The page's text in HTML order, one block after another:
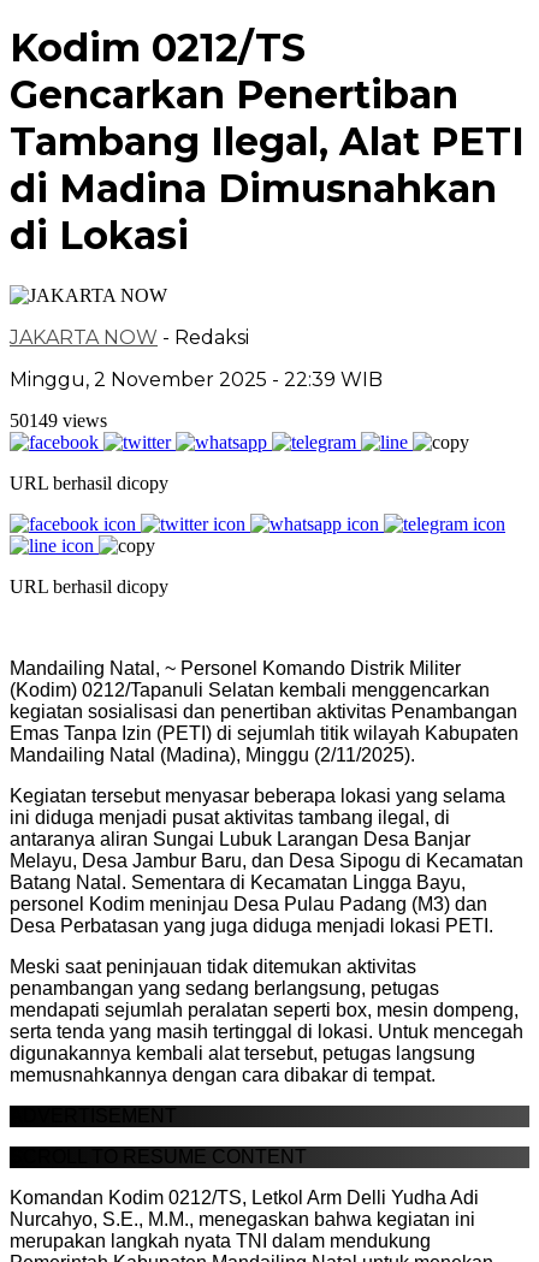
Kodim 0212/TS
Gencarkan Penertiban
Tambang Ilegal, Alat PETI
di Madina Dimusnahkan
di Lokasi
JAKARTA NOW - Redaksi
Minggu, 2 November 2025 - 22:39 WIB
50149 views
URL berhasil dicopy
URL berhasil dicopy
Mandailing Natal, ~ Personel Komando Distrik Militer
(Kodim) 0212/Tapanuli Selatan kembali menggencarkan
kegiatan sosialisasi dan penertiban aktivitas Penambangan
Emas Tanpa Izin (PETI) di sejumlah titik wilayah Kabupaten
Mandailing Natal (Madina), Minggu (2/11/2025).
Kegiatan tersebut menyasar beberapa lokasi yang selama
ini diduga menjadi pusat aktivitas tambang ilegal, di
antaranya aliran Sungai Lubuk Larangan Desa Banjar
Melayu, Desa Jambur Baru, dan Desa Sipogu di Kecamatan
Batang Natal. Sementara di Kecamatan Lingga Bayu,
personel Kodim meninjau Desa Pulau Padang (M3) dan
Desa Perbatasan yang juga diduga menjadi lokasi PETI.
Meski saat peninjauan tidak ditemukan aktivitas
penambangan yang sedang berlangsung, petugas
mendapati sejumlah peralatan seperti box, mesin dompeng,
serta tenda yang masih tertinggal di lokasi. Untuk mencegah
digunakannya kembali alat tersebut, petugas langsung
memusnahkannya dengan cara dibakar di tempat.
ADVERTISEMENT
SCROLL TO RESUME CONTENT
Komandan Kodim 0212/TS, Letkol Arm Delli Yudha Adi
Nurcahyo, S.E., M.M., menegaskan bahwa kegiatan ini
merupakan langkah nyata TNI dalam mendukung